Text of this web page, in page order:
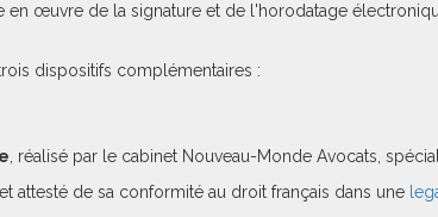
œuvre de la signature et de l'horodatage
dispositifs complémentaires :
, réalisé par le cabinet Nouveau-Monde Avocats,
attesté de sa conformité au droit français dans une